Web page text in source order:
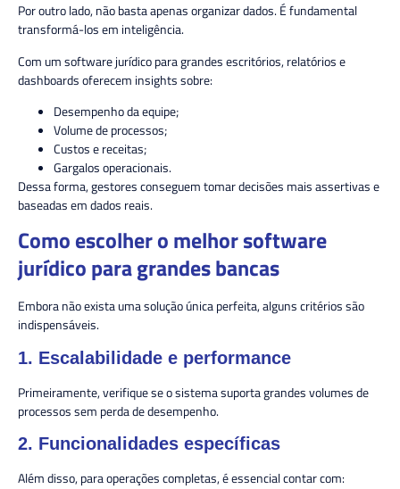
Por outro lado, não basta apenas organizar dados. É fundamental
transformá-los em inteligência.
Com um software jurídico para grandes escritórios, relatórios e
dashboards oferecem insights sobre:
Desempenho da equipe;
Volume de processos;
Custos e receitas;
Gargalos operacionais.
Dessa forma, gestores conseguem tomar decisões mais assertivas e
baseadas em dados reais.
Como escolher o melhor software
jurídico para grandes bancas
Embora não exista uma solução única perfeita, alguns critérios são
indispensáveis.
1. Escalabilidade e performance
Primeiramente, verifique se o sistema suporta grandes volumes de
processos sem perda de desempenho.
2. Funcionalidades específicas
Além disso, para operações completas, é essencial contar com: